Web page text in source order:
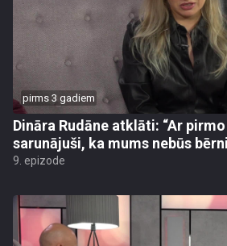
pirms 3 gadiem
Dināra Rudāne atklāti: “Ar
sarunājuši, ka mums nebūs
9. epizode